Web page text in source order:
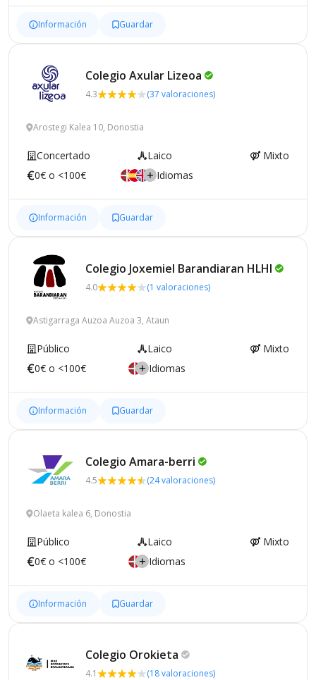
Información Guardar
Colegio Axular Lizeoa
4.3 (37 valoraciones)
Arostegi Kalea 10, Donostia
Concertado Laico
Mixto
0€ o <100€
Idiomas
Información Guardar
Colegio Joxemiel Barandiaran HLHI
4.0 (1 valoraciones)
Astigarraga Auzoa Auzoa 3, Ataun
Público Laico
Mixto
0€ o <100€
Idiomas
Información Guardar
Colegio Amara-berri
4.5 (24 valoraciones)
Olaeta kalea 6, Donostia
Público Laico
Mixto
0€ o <100€
Idiomas
Información Guardar
Colegio Orokieta
4.1 (18 valoraciones)